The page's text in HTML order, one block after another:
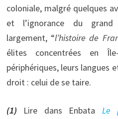
coloniale, malgré quelques
et l’ignorance du
largement, “l’histoire de
élites concentrées en
périphériques, leurs langues
droit : celui de se taire. 
(1) Lire dans Enbata Le